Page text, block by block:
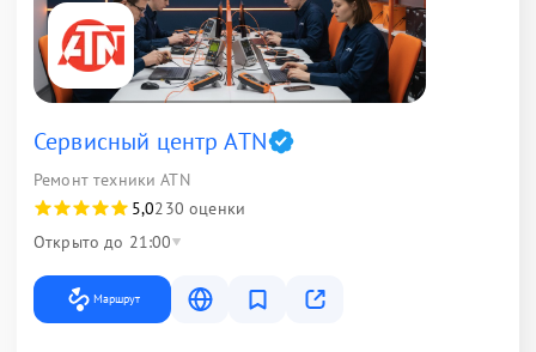
Сервисный центр ATN
Ремонт техники ATN
5,0230 оценки
Открыто до 21:00
Маршрут